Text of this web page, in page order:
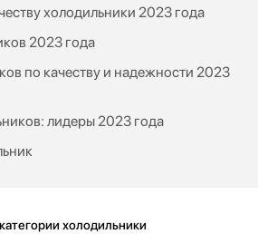
холодильники 2023 года
2023 года
по качеству и надежности 2023
лидеры 2023 года
холодильники